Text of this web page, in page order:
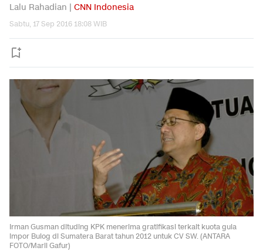
Lalu Rahadian | CNN Indonesia
Sabtu, 17 Sep 2016 18:08 WIB
Irman Gusman dituding KPK menerima gratifikasi terkait kuota gula
impor Bulog di Sumatera Barat tahun 2012 untuk CV SW. (ANTARA
FOTO/Maril Gafur)